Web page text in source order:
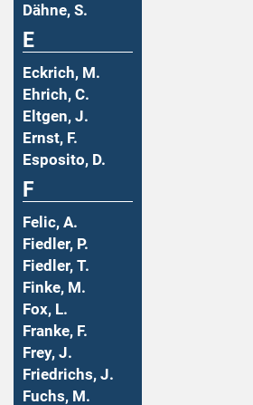
Dähne, S.
E
Eckrich, M.
Ehrich, C.
Eltgen, J.
Ernst, F.
Esposito, D.
F
Felic, A.
Fiedler, P.
Fiedler, T.
Finke, M.
Fox, L.
Franke, F.
Frey, J.
Friedrichs, J.
Fuchs, M.